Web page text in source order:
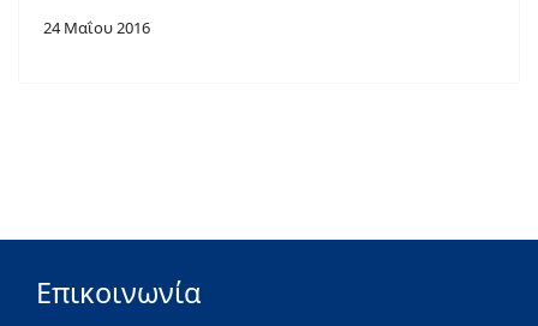
24 Μαΐου 2016
Επικοινωνία